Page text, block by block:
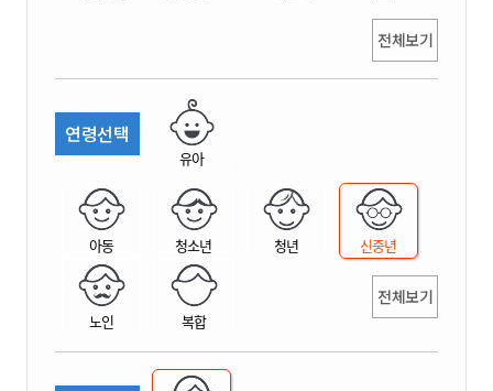
전체보기
연령선택
유아
아동 청소년 청년 신중년
노인 복합
전체보기